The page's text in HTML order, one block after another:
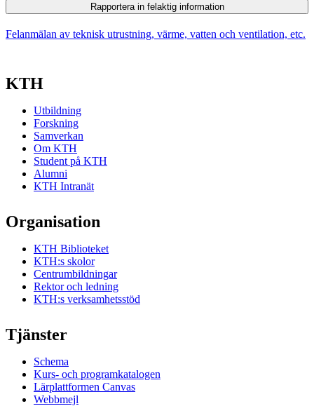
Rapportera in felaktig information
Felanmälan av teknisk utrustning, värme, vatten och ventilation, etc.
KTH
Utbildning
Forskning
Samverkan
Om KTH
Student på KTH
Alumni
KTH Intranät
Organisation
KTH Biblioteket
KTH:s skolor
Centrumbildningar
Rektor och ledning
KTH:s verksamhetsstöd
Tjänster
Schema
Kurs- och programkatalogen
Lärplattformen Canvas
Webbmejl